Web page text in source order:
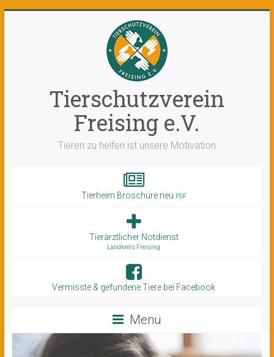
Tierschutzverein
Freising e.V.
Tieren zu helfen ist unsere Motivation
Tierheim Broschüre neu PDF
Tierärztlicher Notdienst
Landkreis Freising
Vermisste & gefundene Tiere bei Facebook
Menü